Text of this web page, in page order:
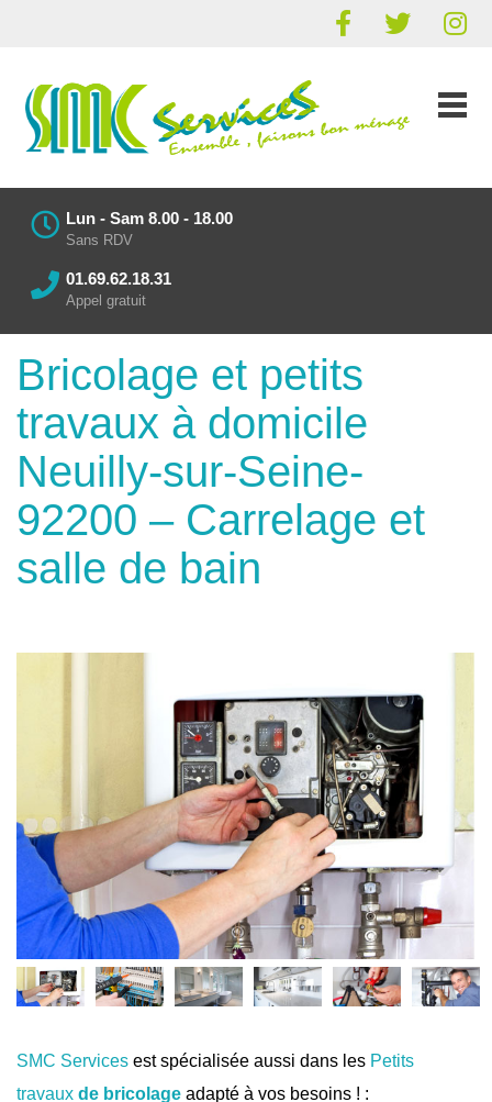
Lun - Sam 8.00 - 18.00
Sans RDV
01.69.62.18.31
Appel gratuit
Bricolage et petits
travaux à domicile
Neuilly-sur-Seine-
92200 – Carrelage et
salle de bain
SMC Services est spécialisée aussi dans les Petits
travaux de bricolage adapté à vos besoins ! :